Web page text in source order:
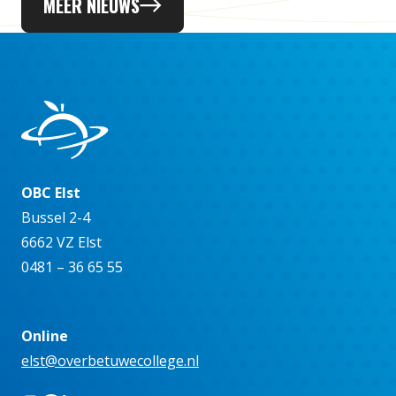
OBC Elst
Bussel 2-4
6662 VZ Elst
0481 – 36 65 55
Online
elst@overbetuwecollege.nl